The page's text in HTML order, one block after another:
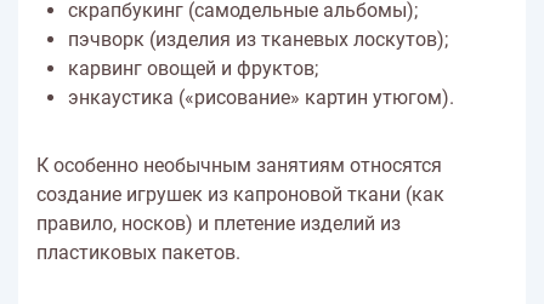
скрапбукинг (самодельные альбомы);
пэчворк (изделия из тканевых лоскутов);
карвинг овощей и фруктов;
энкаустика («рисование» картин утюгом).
К особенно необычным занятиям относятся
создание игрушек из капроновой ткани (как
правило, носков) и плетение изделий из
пластиковых пакетов.